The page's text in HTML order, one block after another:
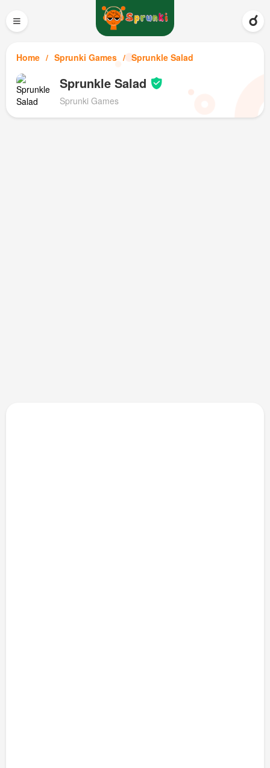
≡
Home Sprunki Games Sprunkle Salad
Sprunkle Salad
Sprunki Games